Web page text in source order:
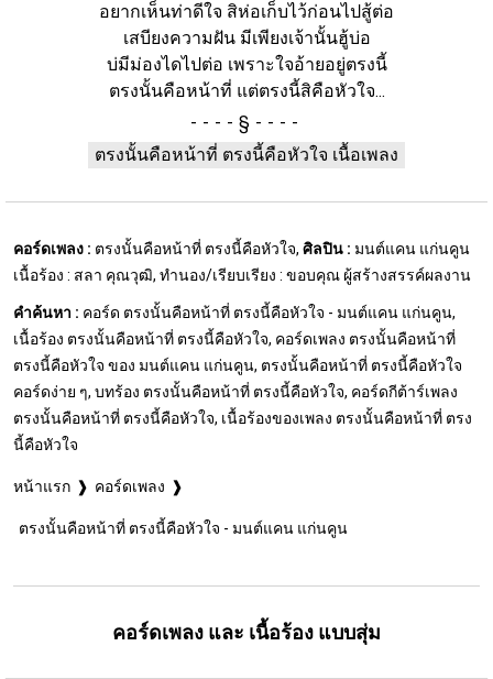
อยากเห็นท่าดีใจ สิห่อเก็บไว้ก่อนไปสู้ต่อ
เสบียงความฝัน มีเพียงเจ้านั้นฮู้บ่อ
บ่มีม่องไดไปต่อ เพราะใจอ้ายอยู่ตรงนี้
ตรงนั้นคือหน้าที่ แต่ตรงนี้สิคือหัวใจ...
§
ตรงนั้นคือหน้าที่ ตรงนี้คือหัวใจ เนื้อเพลง
คอร์ดเพลง : ตรงนั้นคือหน้าที่ ตรงนี้คือหัวใจ, ศิลปิน : มนต์แคน แก่นคูน
เนื้อร้อง : สลา คุณวุฒิ, ทำนอง/เรียบเรียง : ขอบคุณ ผู้สร้างสรรค์ผลงาน
คำค้นหา : คอร์ด ตรงนั้นคือหน้าที่ ตรงนี้คือหัวใจ - มนต์แคน แก่นคูน,
เนื้อร้อง ตรงนั้นคือหน้าที่ ตรงนี้คือหัวใจ, คอร์ดเพลง ตรงนั้นคือหน้าที่
ตรงนี้คือหัวใจ ของ มนต์แคน แก่นคูน, ตรงนั้นคือหน้าที่ ตรงนี้คือหัวใจ
คอร์ดง่าย ๆ, บทร้อง ตรงนั้นคือหน้าที่ ตรงนี้คือหัวใจ, คอร์ดกีต้าร์เพลง
ตรงนั้นคือหน้าที่ ตรงนี้คือหัวใจ, เนื้อร้องของเพลง ตรงนั้นคือหน้าที่ ตรง
นี้คือหัวใจ
หน้าแรก คอร์ดเพลง
ตรงนั้นคือหน้าที่ ตรงนี้คือหัวใจ - มนต์แคน แก่นคูน
คอร์ดเพลง และ เนื้อร้อง แบบสุ่ม